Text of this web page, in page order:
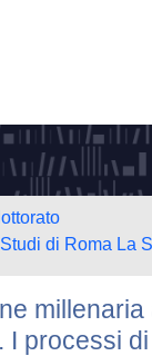
di Roma La
I processi